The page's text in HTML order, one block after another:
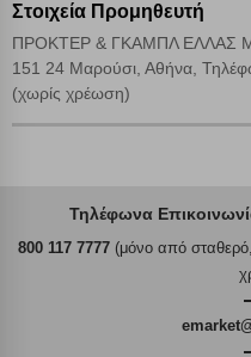
Στοιχεία Προμηθευτή
ΠΡΟΚΤΕΡ & ΓΚΑΜΠΛ ΕΛΛΑΣ
151 24 Μαρούσι, Αθήνα,
(χωρίς χρέωση)
Τηλέφωνα
800 117 7777(μόνο από